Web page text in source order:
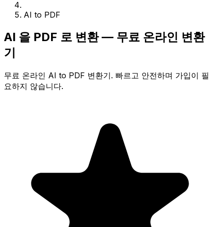
AI to PDF
AI 을 PDF 로 변환 — 무료 온라인 변환
기
무료 온라인 AI to PDF 변환기. 빠르고 안전하며 가입이 필
요하지 않습니다.